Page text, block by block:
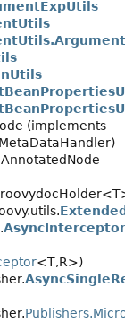
(implements
AsyncInterceptor
<T,R>)